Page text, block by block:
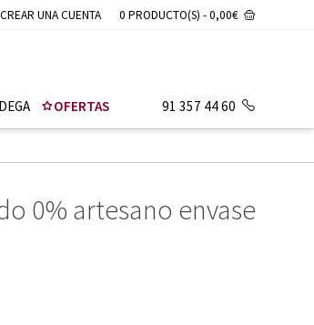
CREAR UNA CUENTA 0 PRODUCTO(S) - 0,00€
OFERTAS 91 357 44 60
0% artesano envase